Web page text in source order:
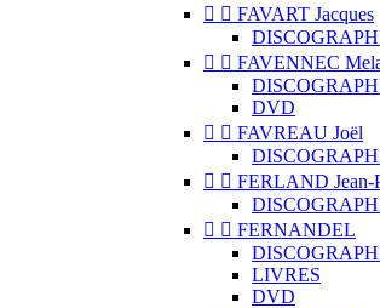
  FAVART Jacques
  FAVENNEC
DVD
  FAVREAU Joël
  FERLAND Jean-
  FERNANDEL
LIVRES
DVD